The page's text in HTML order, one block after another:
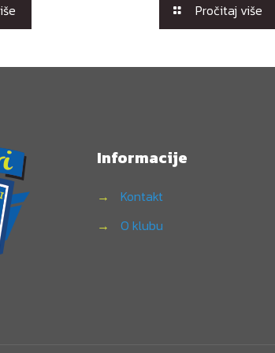
Pročitaj više
Informacije
→
Kontakt
→
O klubu